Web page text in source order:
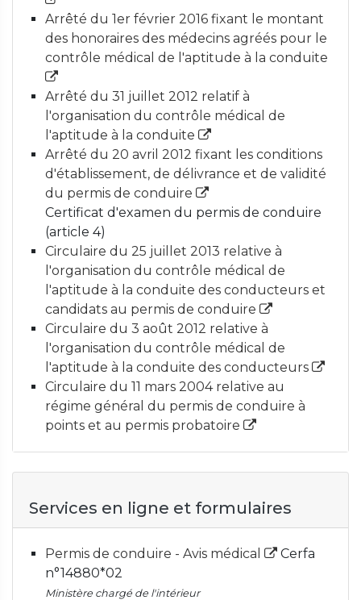
Arrêté du 1er février 2016 fixant le montant
des honoraires des médecins agréés pour le
contrôle médical de l'aptitude à la conduite
Arrêté du 31 juillet 2012 relatif à
l'organisation du contrôle médical de
l'aptitude à la conduite
Arrêté du 20 avril 2012 fixant les conditions
d'établissement, de délivrance et de validité
du permis de conduire
Certificat d'examen du permis de conduire
(article 4)
Circulaire du 25 juillet 2013 relative à
l'organisation du contrôle médical de
l'aptitude à la conduite des conducteurs et
candidats au permis de conduire
Circulaire du 3 août 2012 relative à
l'organisation du contrôle médical de
l'aptitude à la conduite des conducteurs
Circulaire du 11 mars 2004 relative au
régime général du permis de conduire à
points et au permis probatoire
Services en ligne et formulaires
Permis de conduire - Avis médical
Cerfa
n°14880*02
Ministère chargé de l'intérieur